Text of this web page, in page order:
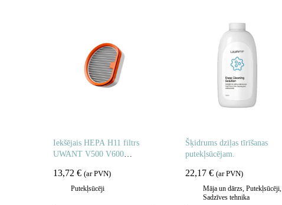
Iekšējais HEPA H11 filtrs
UWANT V500 V600
13,72 € (ar PVN)
Putekļsūcēji
Šķidrums dziļas tīrīšanas
putekļsūcējam.
22,17 € (ar PVN)
Māja un dārzs, Putekļsūcēji,
Sadzīves tehnika